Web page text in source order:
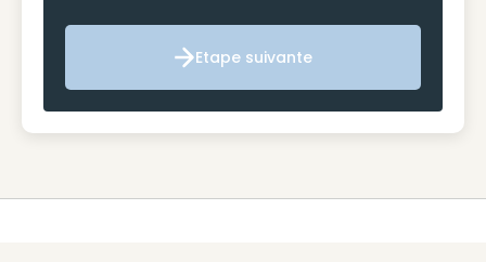
Etape suivante
Etape suivante